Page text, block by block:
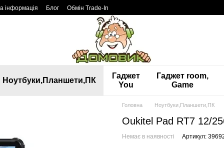
інформація Блог Обмін Trade-In
Ноутбуки,Планшети,ПК
Гаджет
You
Гаджет room,
Game
Головна Ноутбуки,Планшети,ПК
Oukitel Pad RT7 12/
Немає в наявності Артикул: